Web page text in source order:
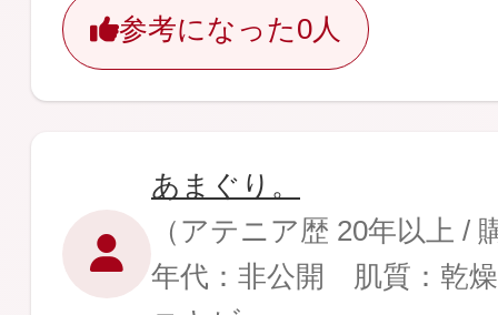
参考になった0人
あまぐり。
（アテニア歴 20年以上 /
年代：非公開 肌質：乾